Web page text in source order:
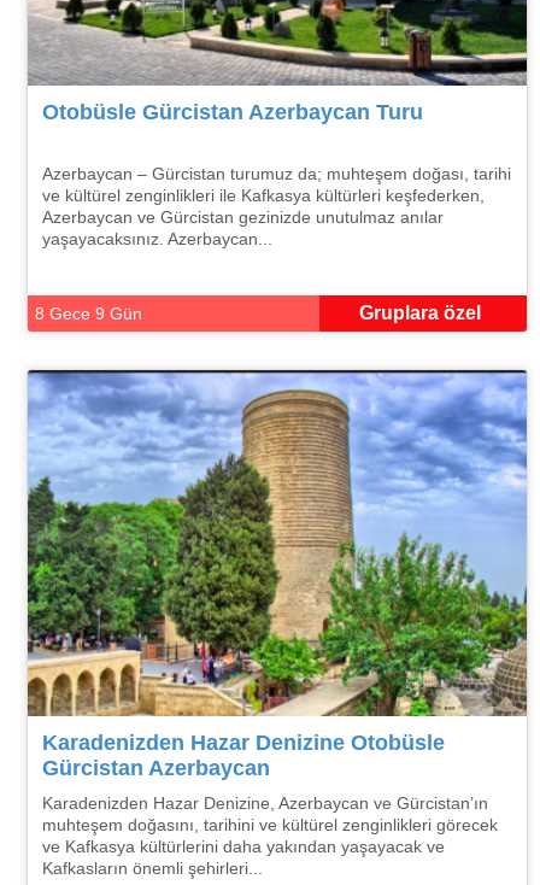
Otobüsle Gürcistan Azerbaycan Turu
Azerbaycan – Gürcistan turumuz da; muhteşem doğası, tarihi
ve kültürel zenginlikleri ile Kafkasya kültürleri keşfederken,
Azerbaycan ve Gürcistan gezinizde unutulmaz anılar
yaşayacaksınız. Azerbaycan...
8 Gece 9 Gün Gruplara özel
Karadenizden Hazar Denizine Otobüsle
Gürcistan Azerbaycan
Karadenizden Hazar Denizine, Azerbaycan ve Gürcistan’ın
muhteşem doğasını, tarihini ve kültürel zenginlikleri görecek
ve Kafkasya kültürlerini daha yakından yaşayacak ve
Kafkasların önemli şehirleri...